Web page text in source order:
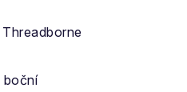
Threadborne
boční